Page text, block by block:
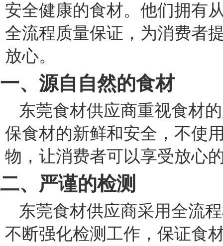
安全健康的食材。他们拥有
全流程质量保证，为消费者
放心。
一、源自自然的食材
东莞食材供应商重视食材
保食材的新鲜和安全，不使
物，让消费者可以享受放心
二、严谨的检测
东莞食材供应商采用全流
不断强化检测工作，保证食